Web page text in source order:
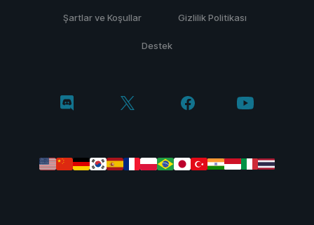
Şartlar ve Koşullar Gizlilik Politikası
Destek